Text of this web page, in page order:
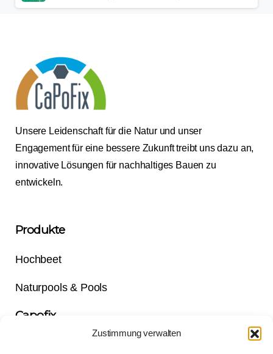
Zustimmung verwalten
Unsere Leidenschaft für die Natur und unser
Engagement für eine bessere Zukunft treibt uns dazu an,
innovative Lösungen für nachhaltiges Bauen zu
entwickeln.
Produkte
Hochbeet
Naturpools & Pools
Capofix